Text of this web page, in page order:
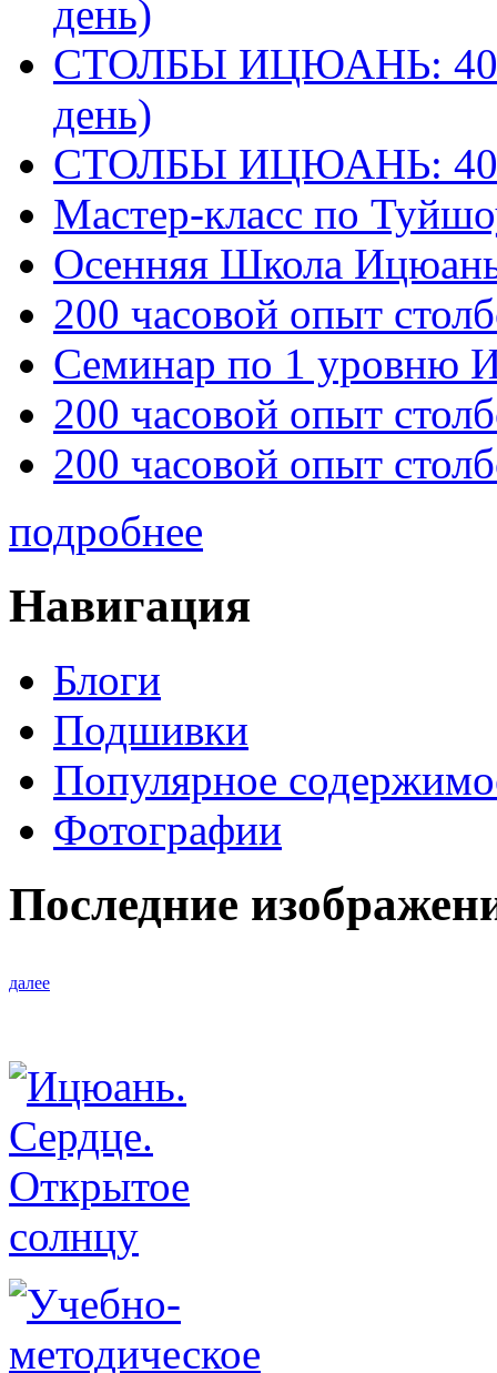
день)
СТОЛБЫ ИЦЮАНЬ:
день)
СТОЛБЫ ИЦЮАНЬ:
Мастер-класс по
Осенняя Школа
200 часовой опыт
Семинар по 1 уровню
200 часовой опыт
200 часовой опыт
подробнее
Навигация
Блоги
Подшивки
Популярное
Фотографии
Последние
далее